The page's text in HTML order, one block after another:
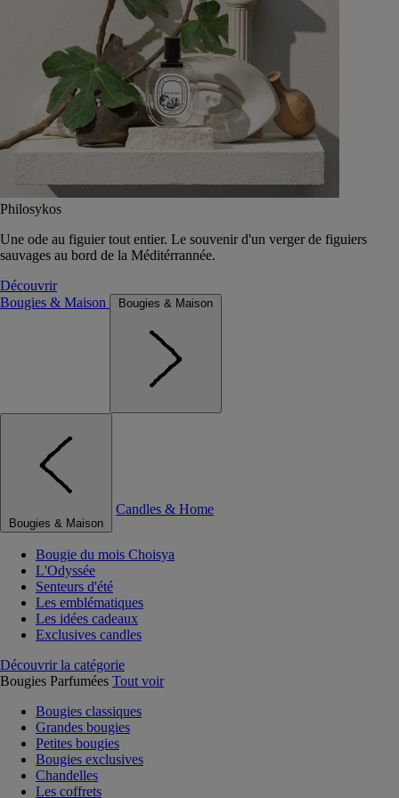
Philosykos
Une ode au figuier tout entier. Le souvenir d'un verger de figuiers
sauvages au bord de la Méditérrannée.
Découvrir
Bougies & Maison
Bougies & Maison
Bougies & Maison
Candles & Home
Bougie du mois Choisya
L'Odyssée
Senteurs d'été
Les emblématiques
Les idées cadeaux
Exclusives candles
Découvrir la catégorie
Bougies Parfumées Tout voir
Bougies classiques
Grandes bougies
Petites bougies
Bougies exclusives
Chandelles
Les coffrets